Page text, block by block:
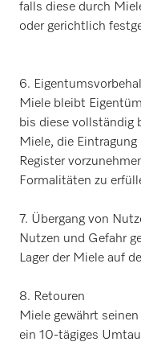
falls diese durch
oder gerichtlich
6.
Miele bleibt
bis diese vollständig
Miele, die
Register
Formalitäten zu
7. Übergang von
Nutzen und Gefahr
Lager der Miele auf
8. Retouren
Miele gewährt
ein 10-tägiges